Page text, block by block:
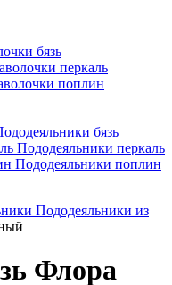
бязь
перкаль
поплин
бязь
Пододеяльники перкаль
Пододеяльники поплин
Пододеяльники из
Флора